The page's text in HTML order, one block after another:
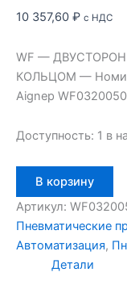
10 357,60 ₽ с НДС
WF —
КОЛЬЦОМ —
Aignep
Доступность: 1 в
товара
Aignep
WF0320050
В корзину
Артикул:
Пневматические
Автоматизация,
Детали